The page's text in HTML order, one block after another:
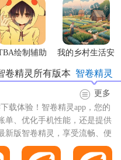
绘制辅助
我的乡村生活安
卓版
智卷精灵
卷精灵所有版本
更多
载体验！智卷精灵app，您的
单、优化手机性能，还是提供
新版智卷精灵，享受流畅、便